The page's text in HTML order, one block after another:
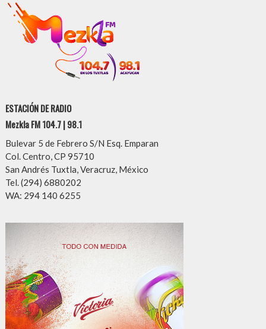
ESTACIÓN DE RADIO
Mezkla FM 104.7 | 98.1
Bulevar 5 de Febrero S/N Esq. Emparan
Col. Centro, CP 95710
San Andrés Tuxtla, Veracruz, México
Tel. (294) 6880202
WA: 294 140 6255